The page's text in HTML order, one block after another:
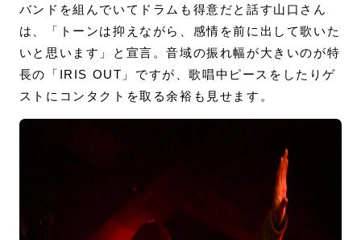
バンドを組んでいてドラムも得意だと話す山口さん
は、「トーンは抑えながら、感情を前に出して歌いた
いと思います」と宣言。音域の振れ幅が大きいのが特
長の「IRIS OUT」ですが、歌唱中ピースをしたりゲ
ストにコンタクトを取る余裕も見せます。